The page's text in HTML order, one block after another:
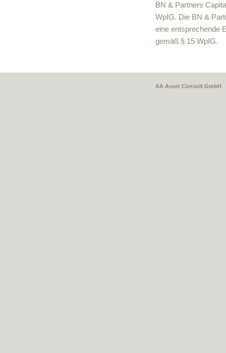
BN & Partners
WpIG. Die BN &
eine entsprechende
gemäß § 15 WpIG.
AA Asset Consult GmbH